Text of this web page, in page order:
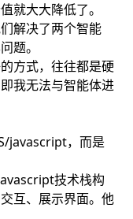
就大大降低了。
解决了两个智能
题。
方式，往往都是硬
我无法与智能体进
javascript，而是
技术栈构
互、展示界面。他